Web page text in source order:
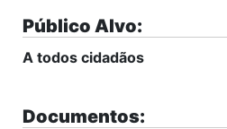
Público Alvo:
A todos cidadãos
Documentos: